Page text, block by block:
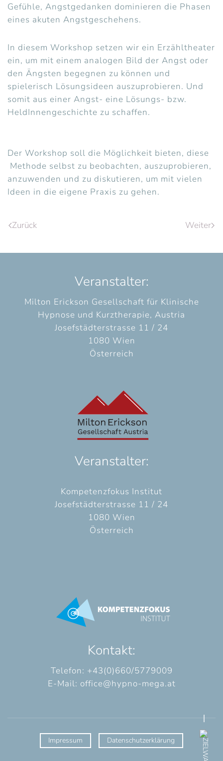
Gefühle, Angstgedanken dominieren die Phasen
eines akuten Angstgeschehens.
In diesem Workshop setzen wir ein Erzähltheater
ein, um mit einem analogen Bild der Angst oder
den Ängsten begegnen zu können und
spielerisch Lösungsideen auszuprobieren. Und
somit aus einer Angst- eine Lösungs- bzw.
HeldInnengeschichte zu schaffen.
Der Workshop soll die Möglichkeit bieten, diese
Methode selbst zu beobachten, auszuprobieren,
anzuwenden und zu diskutieren, um mit vielen
Ideen in die eigene Praxis zu gehen.
Zurück Weiter
Veranstalter:
Milton Erickson Gesellschaft für Klinische
Hypnose und Kurztherapie, Austria
Josefstädterstrasse 11 / 24
1080 Wien
Österreich
Veranstalter:
Kompetenzfokus Institut
Josefstädterstrasse 11 / 24
1080 Wien
Österreich
Kontakt:
Telefon: +43(0)660/5779009
E-Mail: office@hypno-mega.at
Impressum Datenschutzerklärung